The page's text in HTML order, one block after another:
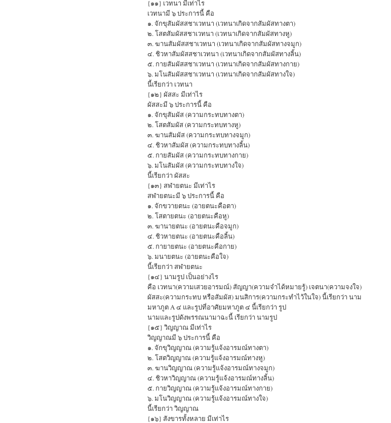
{๑๑} เวทนา มีเท่าไร
เวทนามี ๖ ประการนี้ คือ
๑. จักขุสัมผัสสชาเวทนา (เวทนาเกิดจากสัมผัสทางตา)
๒. โสตสัมผัสสชาเวทนา (เวทนาเกิดจากสัมผัสทางหู)
๓. ฆานสัมผัสสชาเวทนา (เวทนาเกิดจากสัมผัสทางจมูก)
๔. ชิวหาสัมผัสสชาเวทนา (เวทนาเกิดจากสัมผัสทางลิ้น)
๕. กายสัมผัสสชาเวทนา (เวทนาเกิดจากสัมผัสทางกาย)
๖. มโนสัมผัสสชาเวทนา (เวทนาเกิดจากสัมผัสทางใจ)
นี้เรียกว่า เวทนา
{๑๒} ผัสสะ มีเท่าไร
ผัสสะมี ๖ ประการนี้ คือ
๑. จักขุสัมผัส (ความกระทบทางตา)
๒. โสตสัมผัส (ความกระทบทางหู)
๓. ฆานสัมผัส (ความกระทบทางจมูก)
๔. ชิวหาสัมผัส (ความกระทบทางลิ้น)
๕. กายสัมผัส (ความกระทบทางกาย)
๖. มโนสัมผัส (ความกระทบทางใจ)
นี้เรียกว่า ผัสสะ
{๑๓} สฬายตนะ มีเท่าไร
สฬายตนะมี ๖ ประการนี้ คือ
๑. จักขวายตนะ (อายตนะคือตา)
๒. โสตายตนะ (อายตนะคือหู)
๓. ฆานายตนะ (อายตนะคือจมูก)
๔. ชิวหายตนะ (อายตนะคือลิ้น)
๕. กายายตนะ (อายตนะคือกาย)
๖. มนายตนะ (อายตนะคือใจ)
นี้เรียกว่า สฬายตนะ
{๑๔} นามรูป เป็นอย่างไร
คือ เวทนา(ความเสวยอารมณ์) สัญญา(ความจำได้หมายรู้) เจตนา(ความจงใจ)
ผัสสะ(ความกระทบ หรือสัมผัส) มนสิการ(ความกระทำไว้ในใจ) นี้เรียกว่า นาม
มหาภูต A ๔ และรูปที่อาศัยมหาภูต ๔ นี้เรียกว่า รูป
นามและรูปดังพรรณนามาฉะนี้ เรียกว่า นามรูป
{๑๕} วิญญาณ มีเท่าไร
วิญญาณมี ๖ ประการนี้ คือ
๑. จักขุวิญญาณ (ความรู้แจ้งอารมณ์ทางตา)
๒. โสตวิญญาณ (ความรู้แจ้งอารมณ์ทางหู)
๓. ฆานวิญญาณ (ความรู้แจ้งอารมณ์ทางจมูก)
๔. ชิวหาวิญญาณ (ความรู้แจ้งอารมณ์ทางลิ้น)
๕. กายวิญญาณ (ความรู้แจ้งอารมณ์ทางกาย)
๖. มโนวิญญาณ (ความรู้แจ้งอารมณ์ทางใจ)
นี้เรียกว่า วิญญาณ
{๑๖} สังขารทั้งหลาย มีเท่าไร